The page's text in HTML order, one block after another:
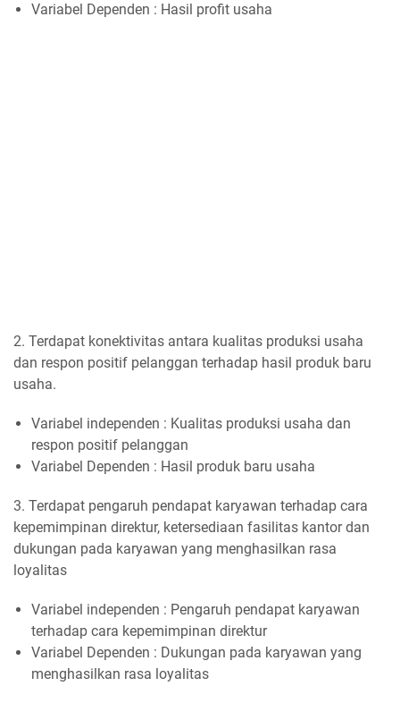
Variabel Dependen : Hasil profit usaha
2. Terdapat konektivitas antara kualitas produksi usaha
dan respon positif pelanggan terhadap hasil produk baru
usaha.
Variabel independen : Kualitas produksi usaha dan
respon positif pelanggan
Variabel Dependen : Hasil produk baru usaha
3. Terdapat pengaruh pendapat karyawan terhadap cara
kepemimpinan direktur, ketersediaan fasilitas kantor dan
dukungan pada karyawan yang menghasilkan rasa
loyalitas
Variabel independen : Pengaruh pendapat karyawan
terhadap cara kepemimpinan direktur
Variabel Dependen : Dukungan pada karyawan yang
menghasilkan rasa loyalitas